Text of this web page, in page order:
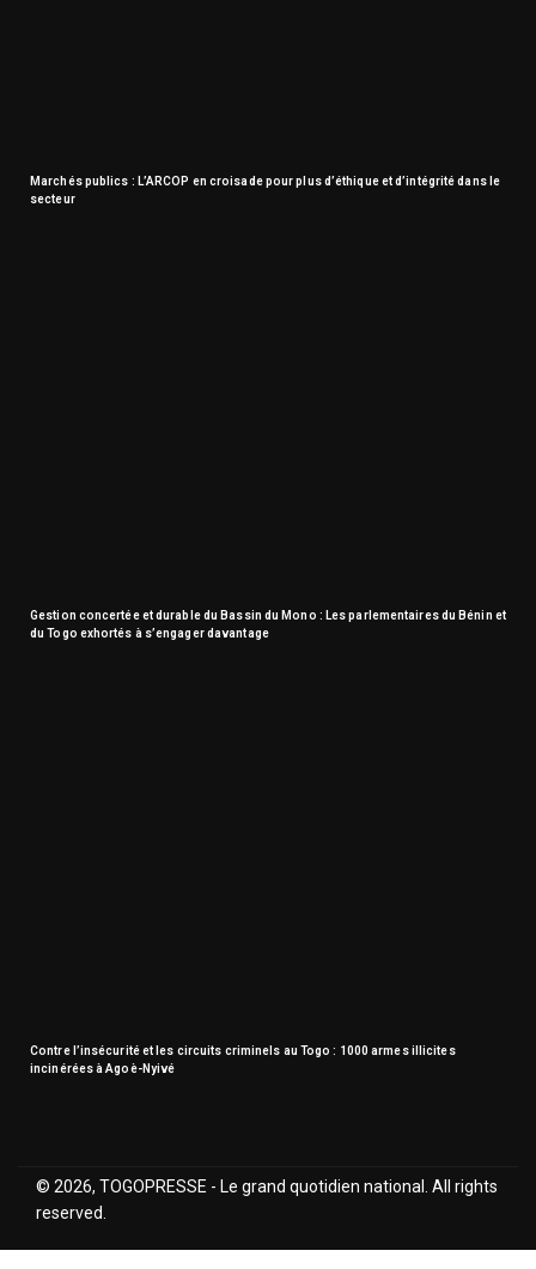
Marchés publics : L’ARCOP en croisade pour plus d’éthique et d’intégrité dans le
secteur
Gestion concertée et durable du Bassin du Mono : Les parlementaires du Bénin et
du Togo exhortés à s’engager davantage
Contre l’insécurité et les circuits criminels au Togo : 1000 armes illicites
incinérées à Agoè-Nyivé
© 2026, TOGOPRESSE - Le grand quotidien national. All rights
reserved.